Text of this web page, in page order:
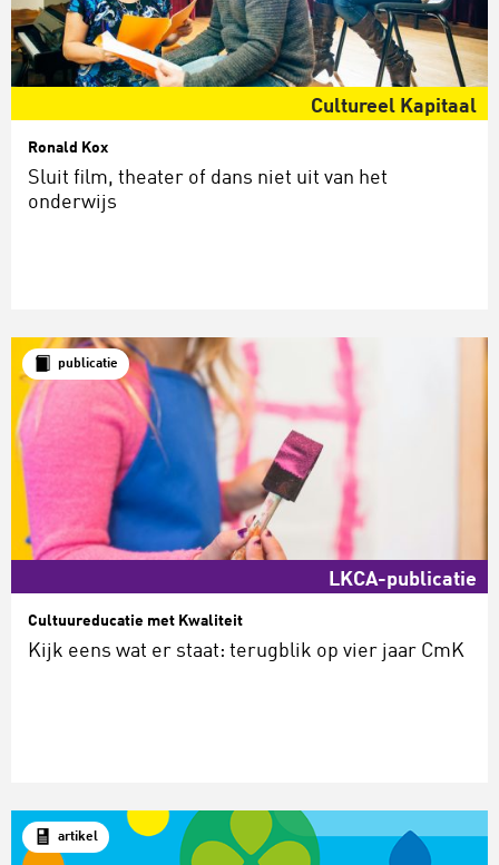
Cultureel Kapitaal
Ronald Kox
Sluit film, theater of dans niet uit van het
onderwijs
publicatie
LKCA-publicatie
Cultuureducatie met Kwaliteit
Kijk eens wat er staat: terugblik op vier jaar CmK
artikel